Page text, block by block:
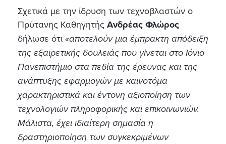
Σχετικά με την ίδρυση των τεχνοβλαστών ο
Πρύτανης Καθηγητής Ανδρέας Φλώρος
δήλωσε ότι «αποτελούν μια έμπρακτη απόδειξη
της εξαιρετικής δουλειάς που γίνεται στο Ιόνιο
Πανεπιστήμιο στα πεδία της έρευνας και της
ανάπτυξης εφαρμογών με καινοτόμα
χαρακτηριστικά και έντονη αξιοποίηση των
τεχνολογιών πληροφορικής και επικοινωνιών.
Μάλιστα, έχει ιδιαίτερη σημασία η
δραστηριοποίηση των συγκεκριμένων